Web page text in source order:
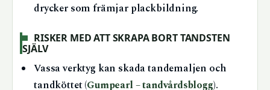
drycker som främjar plackbildning.
RISKER MED ATT SKRAPA BORT TANDSTEN
SJÄLV
Vassa verktyg kan skada tandemaljen och
tandköttet (Gumpearl – tandvårdsblogg).